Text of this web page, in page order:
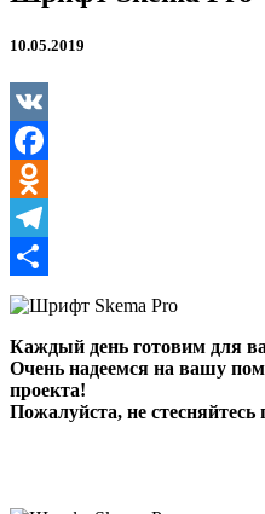
10.05.2019
VK
Facebook
Odnoklassniki
Telegram
Отправить
Каждый день готовим для
Очень надеемся на вашу
проекта!
Пожалуйста, не стесняйтесь